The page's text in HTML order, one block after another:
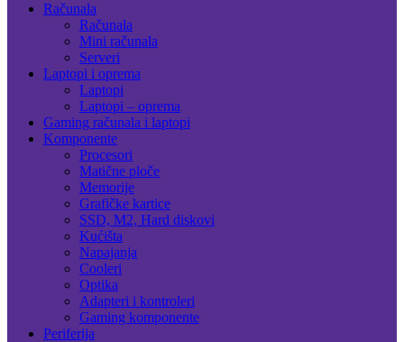
Računala
Računala
Mini računala
Serveri
Laptopi i oprema
Laptopi
Laptopi – oprema
Gaming računala i laptopi
Komponente
Procesori
Matične ploče
Memorije
Grafičke kartice
SSD, M2, Hard diskovi
Kućišta
Napajanja
Cooleri
Optika
Adapteri i kontroleri
Gaming komponente
Periferija